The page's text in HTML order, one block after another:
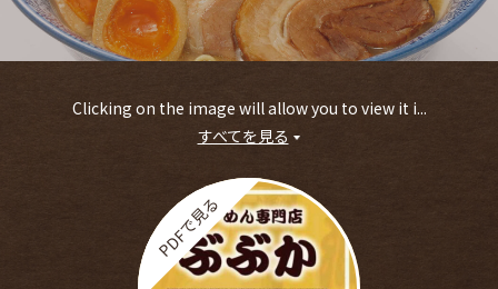
Clicking on the image will allow you to view it i...
すべてを見る